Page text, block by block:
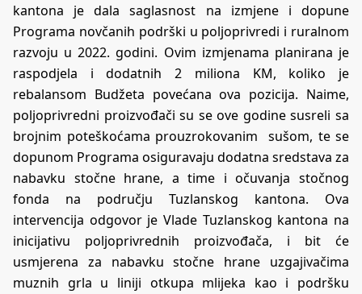
kantona je dala saglasnost na izmjene i dopune
Programa novčanih podrški u poljoprivredi i ruralnom
razvoju u 2022. godini. Ovim izmjenama planirana je
raspodjela i dodatnih 2 miliona KM, koliko je
rebalansom Budžeta povećana ova pozicija. Naime,
poljoprivredni proizvođači su se ove godine susreli sa
brojnim poteškoćama prouzrokovanim sušom, te se
dopunom Programa osiguravaju dodatna sredstava za
nabavku stočne hrane, a time i očuvanja stočnog
fonda na području Tuzlanskog kantona. Ova
intervencija odgovor je Vlade Tuzlanskog kantona na
inicijativu poljoprivrednih proizvođača, i bit će
usmjerena za nabavku stočne hrane uzgajivačima
muznih grla u liniji otkupa mlijeka kao i podršku